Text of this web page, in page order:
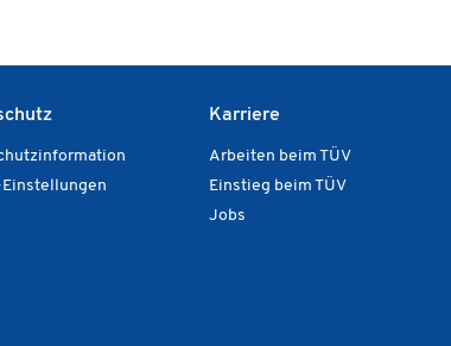
Karriere
Arbeiten beim TÜV
Einstieg beim TÜV
Jobs